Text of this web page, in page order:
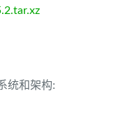
统和架构: